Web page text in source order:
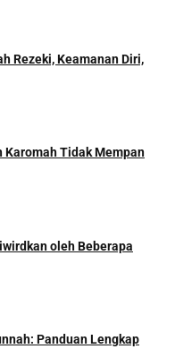
Rezeki, Keamanan Diri,
Tidak Mempan
oleh Beberapa
Panduan Lengkap